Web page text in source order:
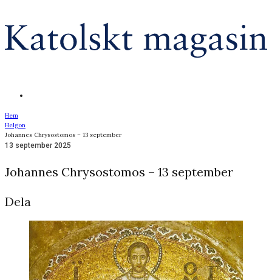
Hem
Helgon
Johannes Chrysostomos – 13 september
13 september 2025
Johannes Chrysostomos – 13 september
Dela